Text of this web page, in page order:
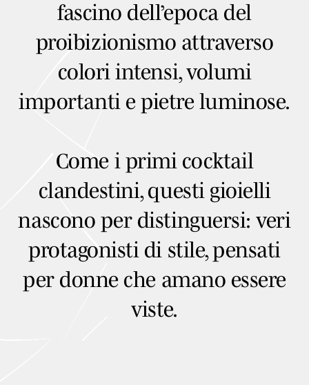
fascino dell’epoca del
proibizionismo attraverso
colori intensi, volumi
importanti e pietre luminose.
Come i primi cocktail
clandestini, questi gioielli
nascono per distinguersi: veri
protagonisti di stile, pensati
per donne che amano essere
viste.